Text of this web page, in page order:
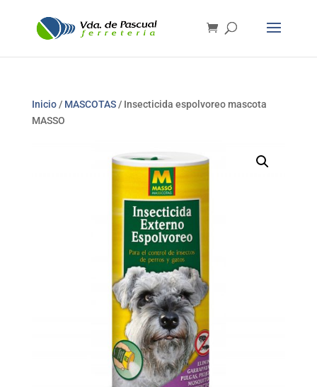
Inicio/ MASCOTAS/ Insecticida espolvoreo mascota
MASSO